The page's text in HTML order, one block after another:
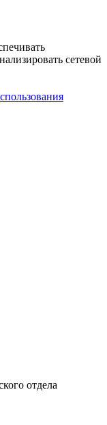
сетевой
отдела